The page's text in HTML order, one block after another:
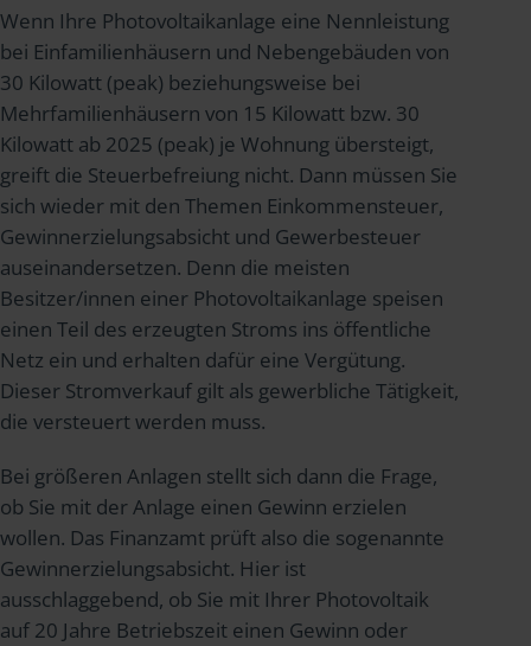
Wenn Ihre Photovoltaikanlage eine Nennleistung
bei Einfamilienhäusern und Nebengebäuden von
30 Kilowatt (peak) beziehungsweise bei
Mehrfamilienhäusern von 15 Kilowatt bzw. 30
Kilowatt ab 2025 (peak) je Wohnung übersteigt,
greift die Steuerbefreiung nicht. Dann müssen Sie
sich wieder mit den Themen Einkommensteuer,
Gewinnerzielungsabsicht und Gewerbesteuer
auseinandersetzen. Denn die meisten
Besitzer/innen einer Photovoltaikanlage speisen
einen Teil des erzeugten Stroms ins öffentliche
Netz ein und erhalten dafür eine Vergütung.
Dieser Stromverkauf gilt als gewerbliche Tätigkeit,
die versteuert werden muss.
Bei größeren Anlagen stellt sich dann die Frage,
ob Sie mit der Anlage einen Gewinn erzielen
wollen. Das Finanzamt prüft also die sogenannte
Gewinnerzielungsabsicht. Hier ist
ausschlaggebend, ob Sie mit Ihrer Photovoltaik
auf 20 Jahre Betriebszeit einen Gewinn oder